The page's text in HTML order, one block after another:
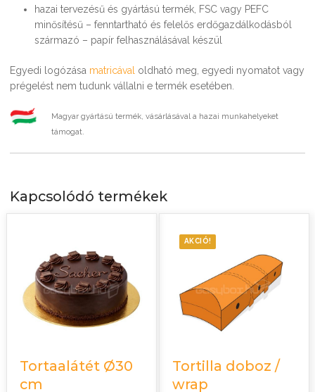
hazai tervezésű és gyártású termék, FSC vagy PEFC
minősítésű – fenntartható és felelős erdőgazdálkodásból
származó – papír felhasználásával készül
Egyedi logózása matricával oldható meg, egyedi nyomatot vagy
prégelést nem tudunk vállalni e termék esetében.
Magyar gyártású termék, vásárlásával a hazai munkahelyeket
támogat.
Kapcsolódó termékek
Tortaalátét Ø30
cm
AKCIÓ!
Tortilla doboz /
wrap